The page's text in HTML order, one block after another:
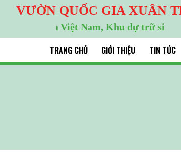
VƯỜN QUỐC GIA XUÂN
tiên của Việt Nam, Khu dự trữ sinh
TRANG CHỦ GIỚI THIỆU TIN TỨC